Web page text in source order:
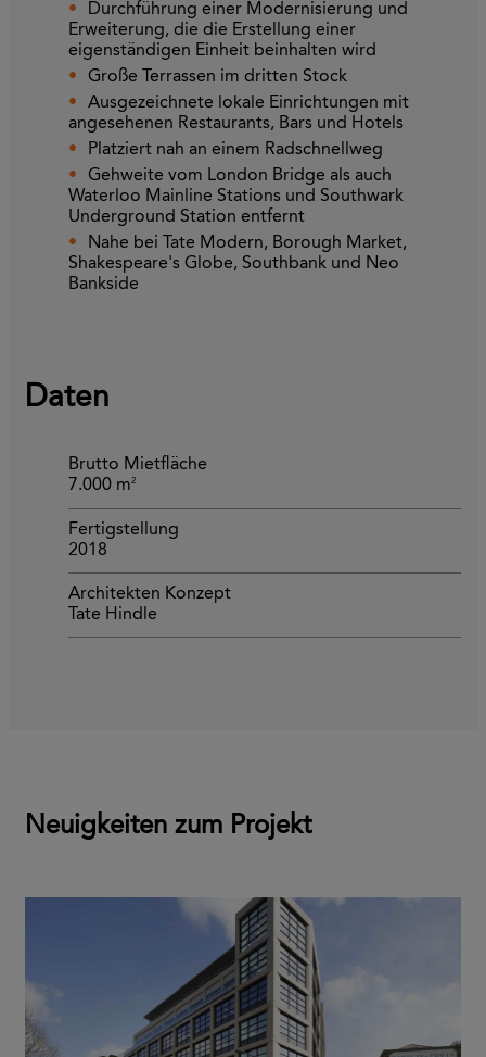
Durchführung einer Modernisierung und
Erweiterung, die die Erstellung einer
eigenständigen Einheit beinhalten wird
Große Terrassen im dritten Stock
Ausgezeichnete lokale Einrichtungen mit
angesehenen Restaurants, Bars und Hotels
Platziert nah an einem Radschnellweg
Gehweite vom London Bridge als auch
Waterloo Mainline Stations und Southwark
Underground Station entfernt
Nahe bei Tate Modern, Borough Market,
Shakespeare's Globe, Southbank und Neo
Bankside
Daten
Brutto Mietfläche
7.000 m2
Fertigstellung
2018
Architekten Konzept
Tate Hindle
Neuigkeiten zum Projekt